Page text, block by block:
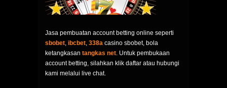
Jasa pembuatan account betting online seperti
sbobet, ibcbet, 338a casino sbobet, bola
ketangkasan tangkas net. Untuk pembukaan
account betting, silahkan klik daftar atau hubungi
kami melalui live chat.